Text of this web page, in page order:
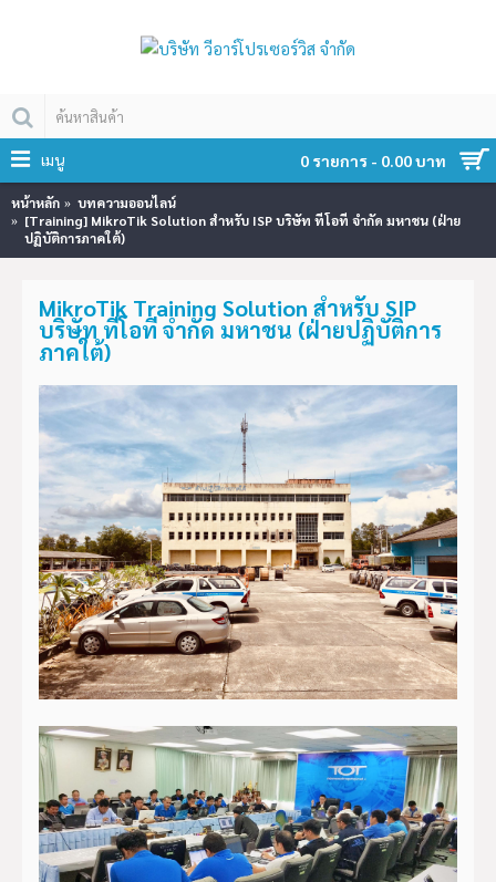
0 รายการ - 0.00 บาท
เมนู
หน้าหลัก
บทความออนไลน์
[Training] MikroTik Solution สำหรับ ISP บริษัท ทีโอที จำกัด มหาชน (ฝ่าย
ปฏิบัติการภาคใต้)
MikroTik Training Solution สำหรับ SIP
บริษัท ทีโอที จำกัด มหาชน (ฝ่ายปฏิบัติการ
ภาคใต้)